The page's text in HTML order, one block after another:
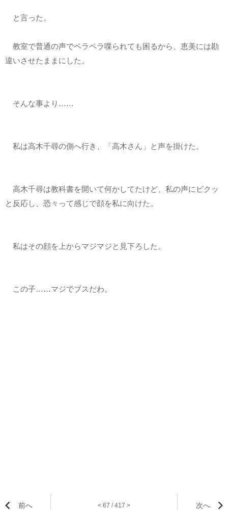
と言った。
教室で普通の声でペラペラ喋られても困るから、恵美には勘
違いさせたままにした。
そんな事より……
私は高木千尋の側へ行き、「高木さん」と声を掛けた。
高木千尋は教科書を開いて何かしてたけど、私の声にビクッ
と反応し、恐々って感じで顔を私に向けた。
私はその顔を上からマジマジと見下ろした。
この子……マジでブスだわ。
前へ < 67 / 417 > 次へ